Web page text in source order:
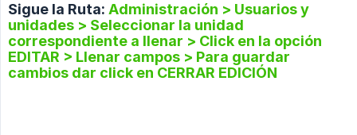
Sigue la Ruta: Administración > Usuarios y
unidades > Seleccionar la unidad
correspondiente a llenar > Click en la opción
EDITAR > Llenar campos > Para guardar
cambios dar click en CERRAR EDICIÓN